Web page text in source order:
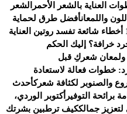
العناية بالشعر الأحمر الشعر
واللمعانأفضل طرق لحماية
10 أخطاء شائعة تفسد روتين العناية
خرافة؟ إليك الحكم
ولمعان شعركِ قبل
خطوات فعالة لاستعادة
والصنوبر لكثافة شعركأحدث
أكتوبر الوردي،
جمالككيف ترطبين بشرتك